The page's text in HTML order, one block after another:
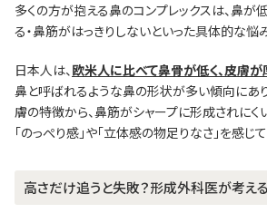
多くの方が抱える鼻のコンプレックスは、鼻が
る・鼻筋がはっきりしないといった具体的な悩
日本人は、欧米人に比べて鼻骨が低く、皮膚
鼻と呼ばれるような鼻の形状が多い傾向にあ
膚の特徴から、鼻筋がシャープに形成されにく
「のっぺり感」や「立体感の物足りなさ」を感じ
高さだけ追うと失敗？形成外科医が考え